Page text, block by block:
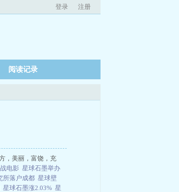
登录 注册
阅读记录
，美丽，富饶，充
电影 星球石墨举办
所落户成都 星球壁
星球石墨涨2.03% 星